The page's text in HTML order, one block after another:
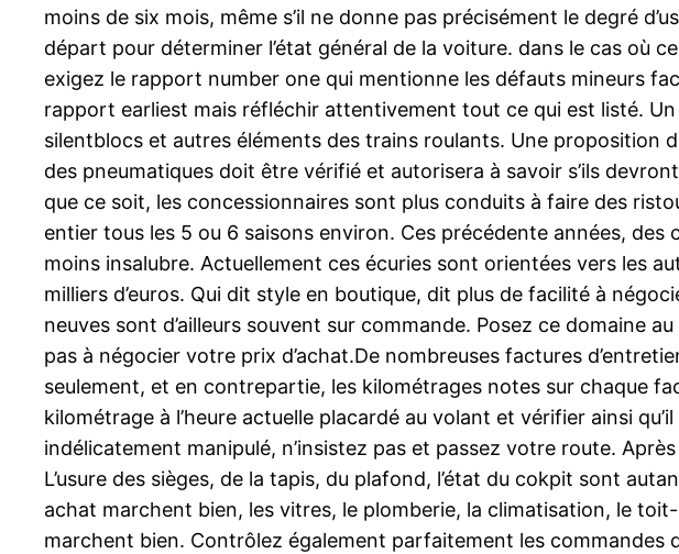
moins de six mois, même s’il ne donne pas précisément le degré
départ pour déterminer l’état général de la voiture. dans le cas où
exigez le rapport number one qui mentionne les défauts mineurs
rapport earliest mais réfléchir attentivement tout ce qui est listé.
silentblocs et autres éléments des trains roulants. Une proposition
des pneumatiques doit être vérifié et autorisera à savoir s’ils
que ce soit, les concessionnaires sont plus conduits à faire des
entier tous les 5 ou 6 saisons environ. Ces précédente années,
moins insalubre. Actuellement ces écuries sont orientées vers les
milliers d’euros. Qui dit style en boutique, dit plus de facilité à
neuves sont d’ailleurs souvent sur commande. Posez ce domaine
pas à négocier votre prix d’achat.De nombreuses factures
seulement, et en contrepartie, les kilométrages notes sur chaque
kilométrage à l’heure actuelle placardé au volant et vérifier ainsi
indélicatement manipulé, n’insistez pas et passez votre route.
L’usure des sièges, de la tapis, du plafond, l’état du cokpit sont
achat marchent bien, les vitres, le plomberie, la climatisation, le
marchent bien. Contrôlez également parfaitement les commandes